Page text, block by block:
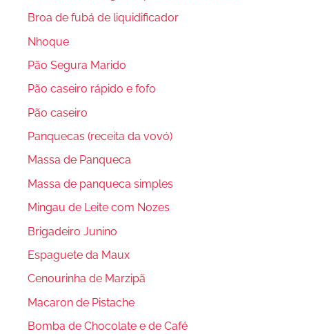
Broa de fubá de liquidificador
Nhoque
Pão Segura Marido
Pão caseiro rápido e fofo
Pão caseiro
Panquecas (receita da vovó)
Massa de Panqueca
Massa de panqueca simples
Mingau de Leite com Nozes
Brigadeiro Junino
Espaguete da Maux
Cenourinha de Marzipã
Macaron de Pistache
Bomba de Chocolate e de Café